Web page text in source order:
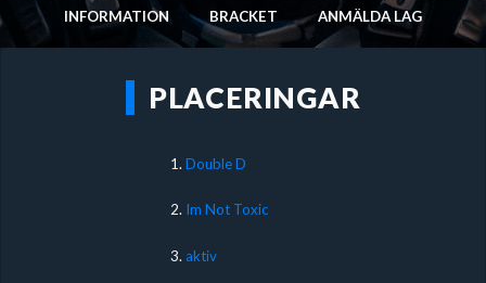
INFORMATION BRACKET ANMÄLDA LAG
PLACERINGAR
1. Double D
2. Im Not Toxic
3. aktiv